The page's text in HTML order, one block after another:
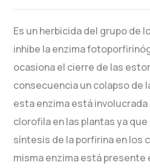
Es un herbicida del grupo de
inhibe la enzima
ocasiona el cierre de las
consecuencia un colapso de
esta enzima está
clorofila en las plantas ya
síntesis de la porfirina en los
misma enzima está presente